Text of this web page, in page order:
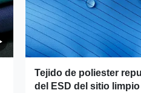
Tejido de poliester
del ESD del sitio